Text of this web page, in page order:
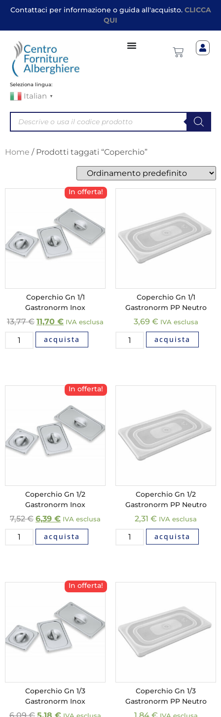
Contattaci per informazione o guida all'acquisto. CLICCA
QUI
Seleziona lingua:
Italian ▼
Home / Prodotti taggati “Coperchio”
In offerta!
Coperchio Gn 1/1
Gastronorm Inox
13,77€ 11,70 € IVA esclusa
acquista
Coperchio Gn 1/1
Gastronorm PP Neutro
3,69 € IVA esclusa
acquista
In offerta!
Coperchio Gn 1/2
Gastronorm Inox
7,52€ 6,39 € IVA esclusa
acquista
Coperchio Gn 1/2
Gastronorm PP Neutro
2,31 € IVA esclusa
acquista
In offerta!
Coperchio Gn 1/3
Gastronorm Inox
Coperchio Gn 1/3
Gastronorm PP Neutro